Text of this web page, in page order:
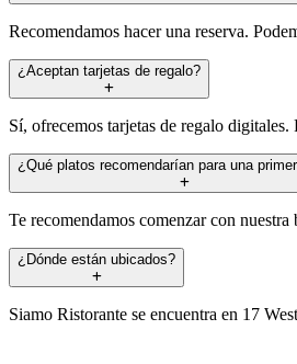
Recomendamos hacer una reserva.
¿Aceptan tarjetas de regalo?
Sí, ofrecemos tarjetas de regalo
¿Qué platos recomendarían para una
Te recomendamos comenzar con
¿Dónde están ubicados?
Siamo Ristorante se encuentra en 17